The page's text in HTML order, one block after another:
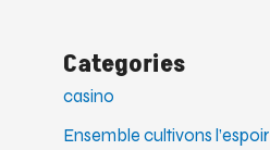
Categories
casino
Ensemble cultivons l’espoir